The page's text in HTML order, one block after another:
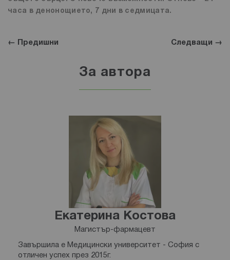
часа в денонощието, 7 дни в седмицата.
← Предишни Следващи →
За автора
Екатерина Костова
Магистър-фармацевт
Завършила е Медицински университет - София с
отличен успех през 2015г.